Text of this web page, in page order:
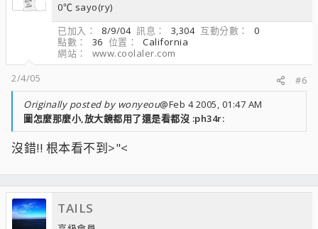
0℃ sayo(ry)
已加入
8/9/04 訊息 3,304 互動分數
0
點數
36 位置
California
網站
www.coolaler.com
2/4/05
#6
Originally posted by wonyeou@Feb 4 2005, 01:47 AM
圖怎麼那麼小,放大鏡都用了還是看都沒 :ph34r:
沒錯!! 根本看不到>"<
TAILS